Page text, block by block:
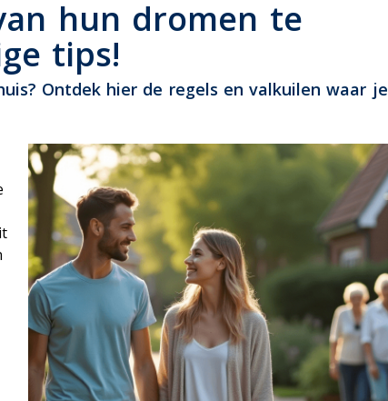
hun dromen te
tips!
Ontdek hier de regels en valkuilen waar je